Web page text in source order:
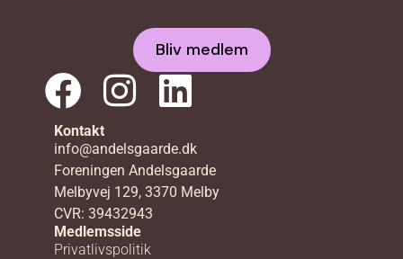
Bliv medlem
Kontakt
info@andelsgaarde.dk
Foreningen Andelsgaarde
Melbyvej 129, 3370 Melby
CVR: 39432943
Medlemsside
Privatlivspolitik